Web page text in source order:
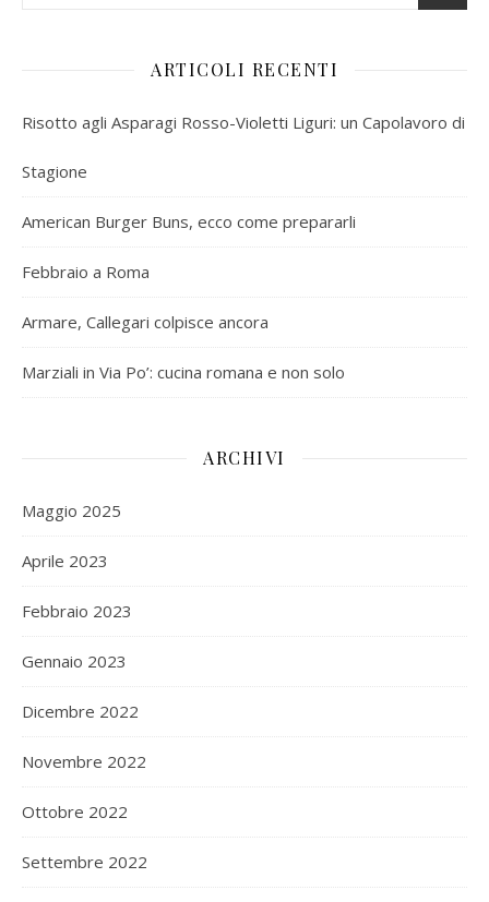
ARTICOLI RECENTI
Risotto agli Asparagi Rosso-Violetti Liguri: un Capolavoro di
Stagione
American Burger Buns, ecco come prepararli
Febbraio a Roma
Armare, Callegari colpisce ancora
Marziali in Via Po’: cucina romana e non solo
ARCHIVI
Maggio 2025
Aprile 2023
Febbraio 2023
Gennaio 2023
Dicembre 2022
Novembre 2022
Ottobre 2022
Settembre 2022